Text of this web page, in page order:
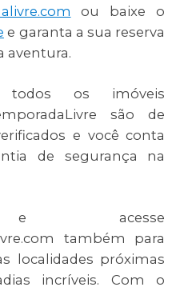
ou baixe o
e garanta a sua reserva
aventura.
todos os imóveis
são de
e você conta
de segurança na
e acesse
também para
localidades próximas
incríveis. Com o